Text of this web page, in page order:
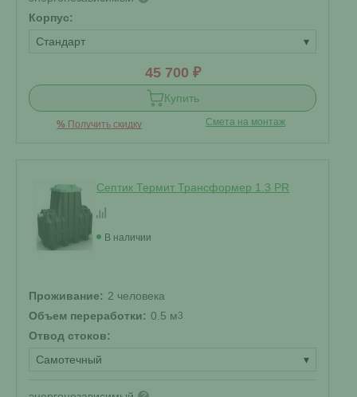
Корпус:
Стандарт
▾
45 700 ₽
Купить
% Получить скидку Смета на монтаж
Септик Термит Трансформер 1.3 PR
В наличии
Проживание: 2 человека
Объем переработки: 0.5 м3
Отвод стоков:
Самотечный
▾